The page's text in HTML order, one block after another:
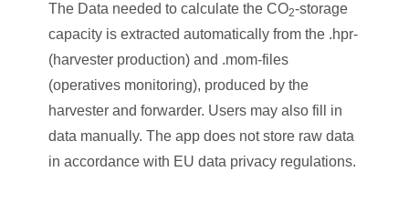
The Data needed to calculate the CO2-storage
capacity is extracted automatically from the .hpr-
(harvester production) and .mom-files
(operatives monitoring), produced by the
harvester and forwarder. Users may also fill in
data manually. The app does not store raw data
in accordance with EU data privacy regulations.